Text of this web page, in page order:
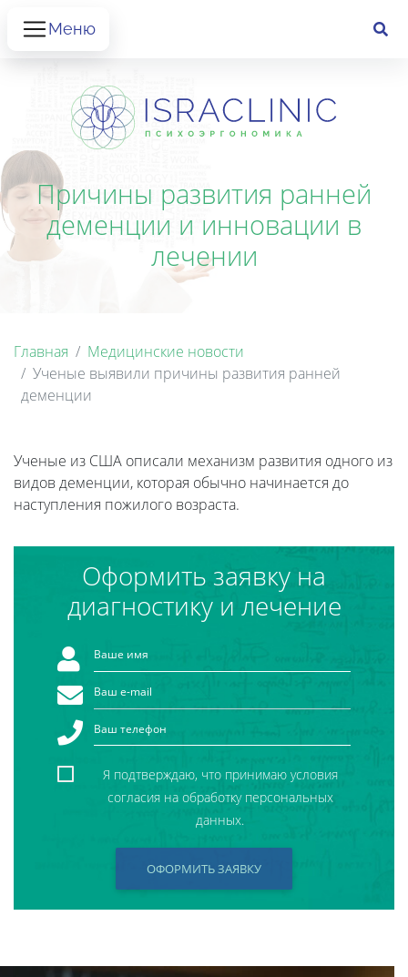
Меню
Причины развития ранней
деменции и инновации в
лечении
Главная
Медицинские новости
Ученые выявили причины развития ранней
деменции
Ученые из США описали механизм развития одного из
видов деменции, которая обычно начинается до
наступления пожилого возраста.
Оформить заявку на
диагностику и лечение
Я подтверждаю, что принимаю условия
согласия на обработку персональных
данных.
ОФОРМИТЬ ЗАЯВКУ